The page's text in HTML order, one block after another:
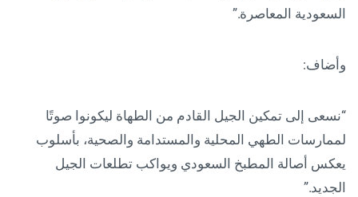
السعودية المعاصرة.”
وأضاف:
“نسعى إلى تمكين الجيل القادم من الطهاة ليكونوا صوتًا
لممارسات الطهي المحلية والمستدامة والصحية، بأسلوب
يعكس أصالة المطبخ السعودي ويواكب تطلعات الجيل
الجديد.”